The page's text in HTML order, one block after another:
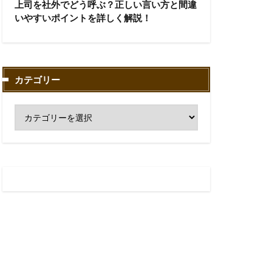
上司を社外でどう呼ぶ？正しい言い方と間違
いやすいポイントを詳しく解説！
カテゴリー